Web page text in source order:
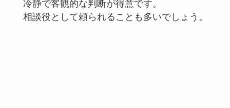
冷静で客観的な判断が得意です。
相談役として頼られることも多いでしょう。